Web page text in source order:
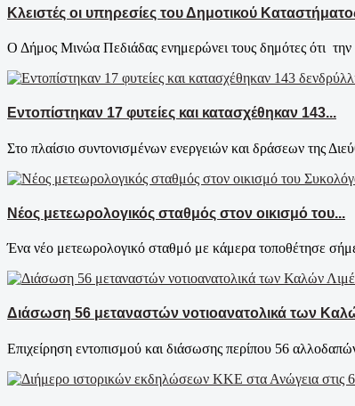
Κλειστές οι υπηρεσίες του Δημοτικού
Ο Δήμος Μινώα Πεδιάδας ενημερώνει τους δημότες ότι
Εντοπίστηκαν 17 φυτείες και κατασχέθηκαν 143...
Στο πλαίσιο συντονισμένων ενεργειών και δράσεων της
Νέος μετεωρολογικός σταθμός στον οικισμό του...
Ένα νέο μετεωρολογικό σταθμό με κάμερα τοποθέτησε
Διάσωση 56 μεταναστών νοτιοανατολικά των
Επιχείρηση εντοπισμού και διάσωσης περίπου 56